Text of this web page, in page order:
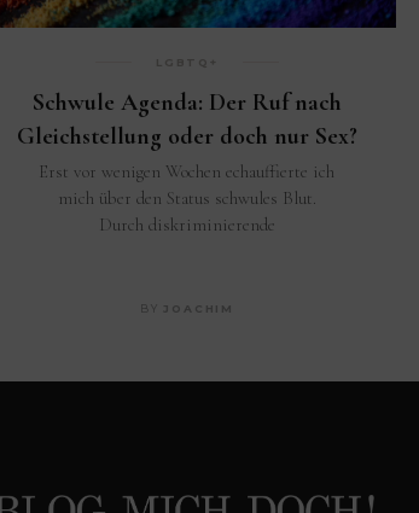
LGBTQ+
Schwule Agenda: Der Ruf nach
Gleichstellung oder doch nur Sex?
Erst vor wenigen Wochen echauffierte ich
mich über den Status schwules Blut.
Durch diskriminierende
BY JOACHIM